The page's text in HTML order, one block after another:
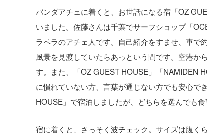
バンダアチェに着くと、お世話になる宿「OZ
いました。佐藤さんは千葉でサーフショップ「
ラペラのアチェ人です。自己紹介をすませ、車
風景を見渡していたらあっという間です。空港
す。また、「OZ GUEST HOUSE」「NAMIDEN
に慣れていない方、言葉が通じない方でも安心
HOUSE」で宿泊しましたが、どちらを選んでも
宿に着くと、さっそく波チェック。サイズは腹く